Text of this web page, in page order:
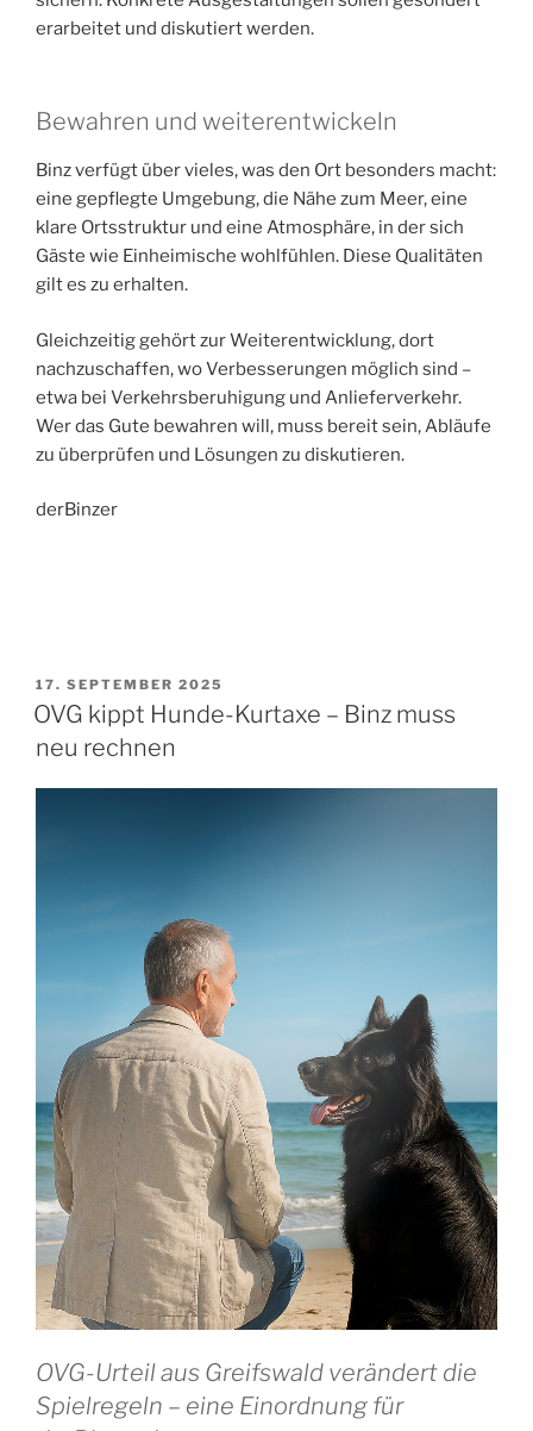
erarbeitet und diskutiert werden.
Bewahren und weiterentwickeln
Binz verfügt über vieles, was den Ort besonders macht:
eine gepflegte Umgebung, die Nähe zum Meer, eine
klare Ortsstruktur und eine Atmosphäre, in der sich
Gäste wie Einheimische wohlfühlen. Diese Qualitäten
gilt es zu erhalten.
Gleichzeitig gehört zur Weiterentwicklung, dort
nachzuschaffen, wo Verbesserungen möglich sind –
etwa bei Verkehrsberuhigung und Anlieferverkehr.
Wer das Gute bewahren will, muss bereit sein, Abläufe
zu überprüfen und Lösungen zu diskutieren.
derBinzer
VERÖFFENTLICHT
AM
17. SEPTEMBER 2025
OVG kippt Hunde-Kurtaxe – Binz muss
neu rechnen
OVG-Urteil aus Greifswald verändert die
Spielregeln – eine Einordnung für